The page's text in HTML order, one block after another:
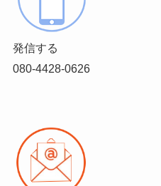
発信する
080-4428-0626